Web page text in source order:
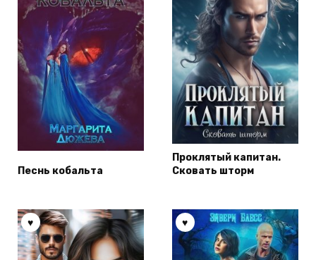
Песнь кобальта
Проклятый капитан.
Сковать шторм